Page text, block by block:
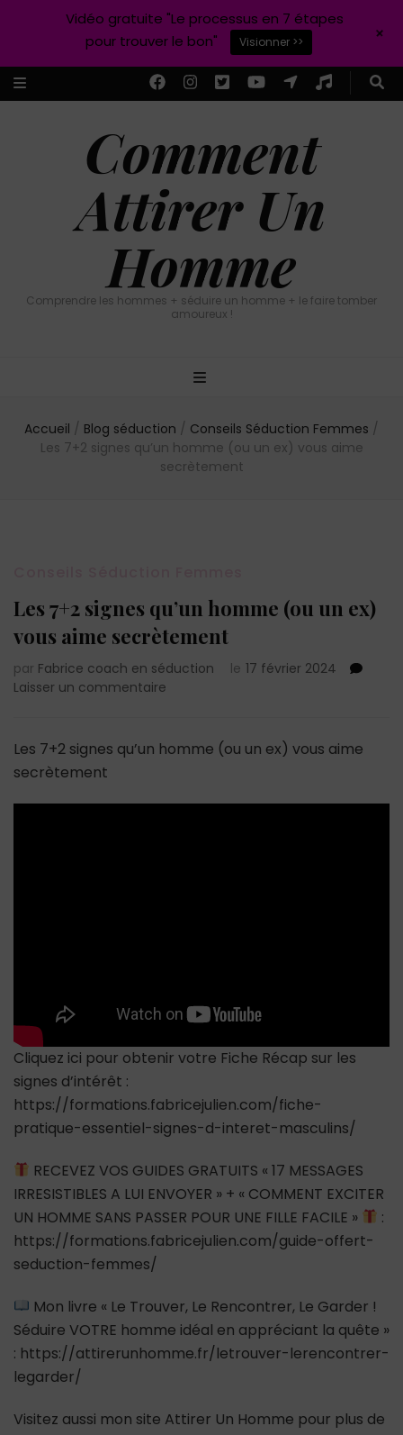
Comment
Attirer Un
Homme
Comprendre les hommes + séduire un homme + le faire tomber
amoureux !
Accueil / Blog séduction / Conseils Séduction Femmes /
Les 7+2 signes qu’un homme (ou un ex) vous aime
secrètement
Les 7+2 signes qu’un homme (ou un ex)
vous aime secrètement
par Fabrice coach en séduction le 17 février 2024
Laisser un commentaire
signes
(ou
Les 7+2 signes qu’un homme (ou un ex) vous aime
secrètement
Cliquez ici pour obtenir votre Fiche Récap sur les
signes d’intérêt :
https://formations.fabricejulien.com/fiche-
pratique-essentiel-signes-d-interet-masculins/
RECEVEZ VOS GUIDES GRATUITS « 17 MESSAGES
IRRESISTIBLES A LUI ENVOYER » + « COMMENT EXCITER
UN HOMME SANS PASSER POUR UNE FILLE FACILE »
:
https://formations.fabricejulien.com/guide-offert-
seduction-femmes/
Mon livre « Le Trouver, Le Rencontrer, Le Garder !
Séduire VOTRE homme idéal en appréciant la quête »
: https://attirerunhomme.fr/letrouver-lerencontrer-
legarder/
Visitez aussi mon site Attirer Un Homme pour plus de
Vidéo gratuite "Le processus en 7 étapes
pour trouver le bon"
Visionner >> +